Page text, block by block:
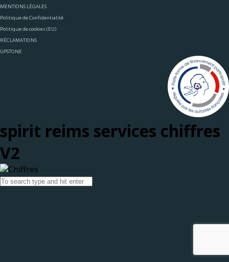
MENTIONS LÉGALES
Politique de Confidentialité
Politique de cookies (EU)
RÉCLAMATIONS
UPSTONE
spirit reims services chiffres
V2